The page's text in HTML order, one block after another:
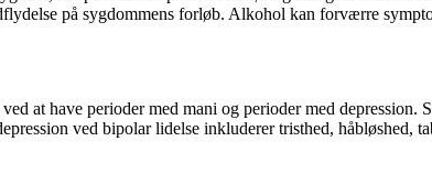
på sygdommens forløb. Alkohol kan forværre
at have perioder med mani og perioder med
ved bipolar lidelse inkluderer tristhed,